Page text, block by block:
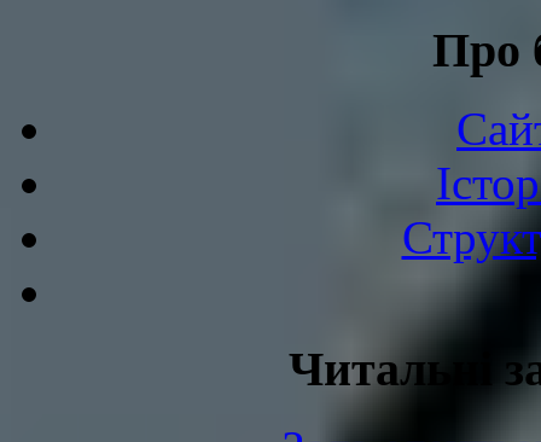
Про
Читальні